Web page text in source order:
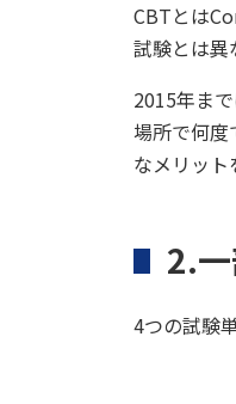
CBTとは
試験とは異
2015年ま
場所で何度
なメリット
2.
4つの試験